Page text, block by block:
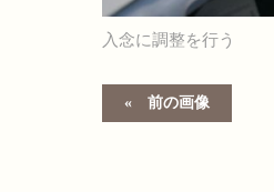
入念に調整を行う
前の画像